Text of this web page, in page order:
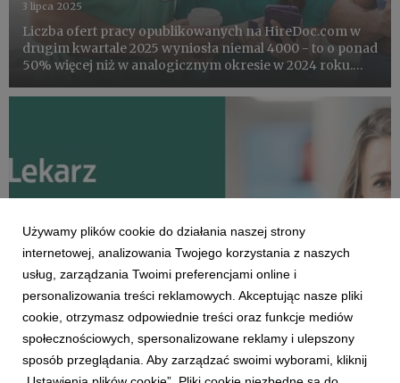
3 lipca 2025
Liczba ofert pracy opublikowanych na HireDoc.com w
drugim kwartale 2025 wyniosła niemal 4000 - to o ponad
50% więcej niż w analogicznym okresie w 2024 roku.
mazowieckiego, a najczęściej poszukiwaną grupą byli
AKTUALNOŚCI
ZnanyLekarz.pl: Zero tolerancji dla
nierzetelnych opinii
Używamy plików cookie do działania naszej strony
internetowej, analizowania Twojego korzystania z naszych
usług, zarządzania Twoimi preferencjami online i
personalizowania treści reklamowych. Akceptując nasze pliki
cookie, otrzymasz odpowiednie treści oraz funkcje mediów
społecznościowych, spersonalizowane reklamy i ulepszony
sposób przeglądania. Aby zarządzać swoimi wyborami, kliknij